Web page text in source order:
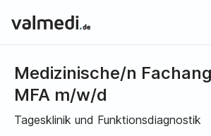
Medizinische/n
MFA m/w/d
Tagesklinik und Funktionsdiagnostik